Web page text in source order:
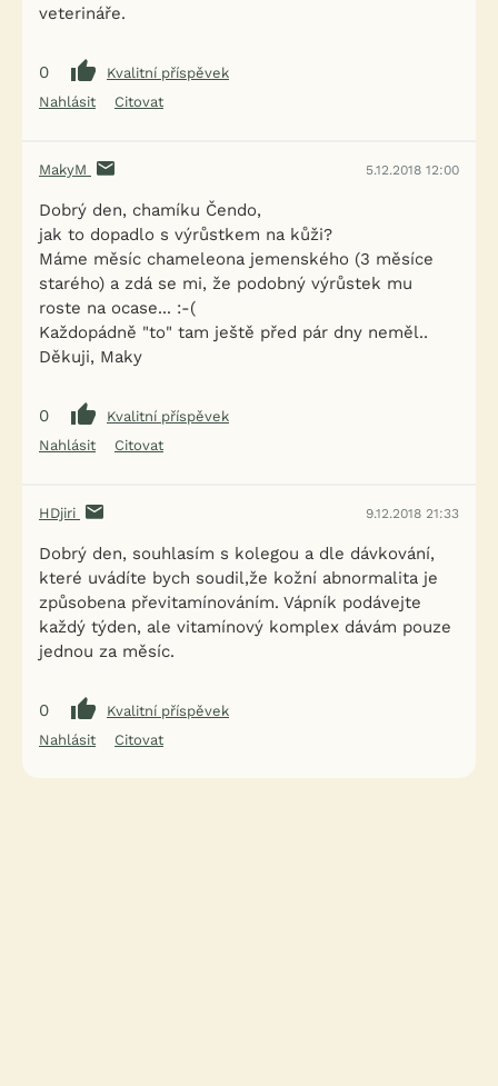
veterináře.
0
Kvalitní příspěvek
Nahlásit
Citovat
MakyM 5.12.2018 12:00
Dobrý den, chamíku Čendo,
jak to dopadlo s výrůstkem na kůži?
Máme měsíc chameleona jemenského (3 měsíce
starého) a zdá se mi, že podobný výrůstek mu
roste na ocase... :-(
Každopádně "to" tam ještě před pár dny neměl..
Děkuji, Maky
0
Kvalitní příspěvek
Nahlásit
Citovat
HDjiri 9.12.2018 21:33
Dobrý den, souhlasím s kolegou a dle dávkování,
které uvádíte bych soudil,že kožní abnormalita je
způsobena převitamínováním. Vápník podávejte
každý týden, ale vitamínový komplex dávám pouze
jednou za měsíc.
0
Kvalitní příspěvek
Nahlásit
Citovat